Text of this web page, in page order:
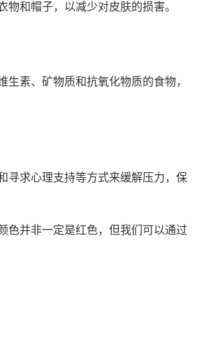
和帽子，以减少对皮肤的损害。
素、矿物质和抗氧化物质的食物，
求心理支持等方式来缓解压力，保
并非一定是红色，但我们可以通过